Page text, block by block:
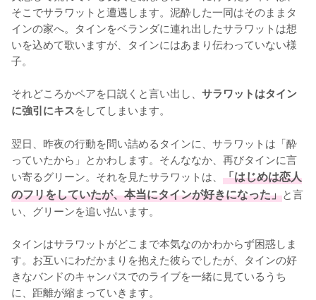
そこでサラワットと遭遇します。泥酔した一同はそのままタ
インの家へ。タインをベランダに連れ出したサラワットは想
いを込めて歌いますが、タインにはあまり伝わっていない様
子。
それどころかペアを口説くと言い出し、 サラワットはタイン
に強引にキスをしてしまいます。
翌日、昨夜の行動を問い詰めるタインに、サラワットは「酔
っていたから」とかわします。そんななか、再びタインに言
い寄るグリーン。それを見たサラワットは、 「はじめは恋人
のフリをしていたが、本当にタインが好きになった」と言
い、グリーンを追い払います。
タインはサラワットがどこまで本気なのかわからず困惑しま
す。お互いにわだかまりを抱えた彼らでしたが、タインの好
きなバンドのキャンパスでのライブを一緒に見ているうち
に、距離が縮まっていきます。